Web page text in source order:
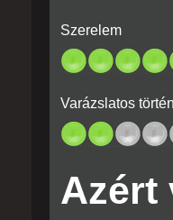
Szerelem
Varázslatos
Azért